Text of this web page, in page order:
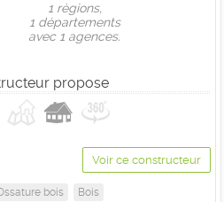
1 règions,
1 départements
avec 1 agences.
propose
Voir ce constructeur
bois Bois